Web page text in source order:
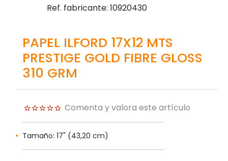
Ref. fabricante: 10920430
PAPEL ILFORD 17X12 MTS
PRESTIGE GOLD FIBRE GLOSS
310 GRM
Comenta y valora este artículo
Tamaño: 17" (43,20 cm)